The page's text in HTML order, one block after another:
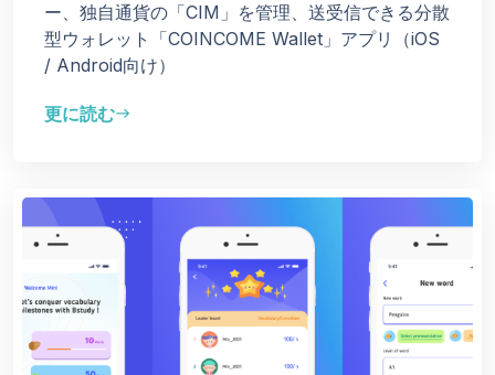
ー、独自通貨の「CIM」を管理、送受信できる分散
型ウォレット「COINCOME Wallet」アプリ（iOS
/ Android向け）
更に読むeast